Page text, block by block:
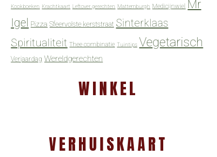
Kookboeken Krachtkaart Leftover gerechten Mattemburgh Medicijnwiel Mr
Igel
Pizza Sfeervolste kerststraat Sinterklaas
Spiritualiteit Thee combinatie Tuintips Vegetarisch
Verjaardag Wereldgerechten
WINKEL
VERHUISKAART